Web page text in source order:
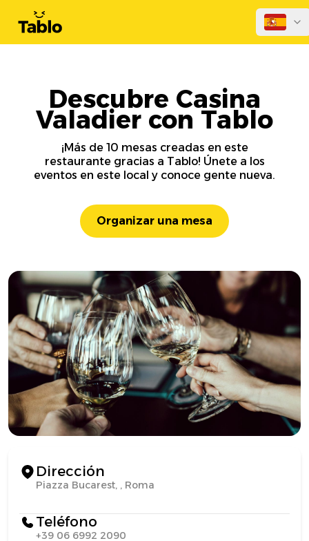
Descubre Casina
Valadier con Tablo
¡Más de 10 mesas creadas en este
restaurante gracias a Tablo! Únete a los
eventos en este local y conoce gente nueva.
Organizar una mesa
Dirección
Piazza Bucarest, , Roma
Teléfono
+39 06 6992 2090